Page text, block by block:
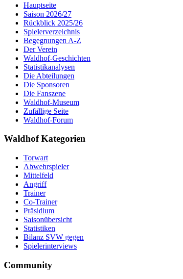
Hauptseite
Saison 2026/27
Rückblick 2025/26
Spielerverzeichnis
Begegnungen A-Z
Der Verein
Waldhof-Geschichten
Statistikanalysen
Die Abteilungen
Die Sponsoren
Die Fanszene
Waldhof-Museum
Zufällige Seite
Waldhof-Forum
Waldhof Kategorien
Torwart
Abwehrspieler
Mittelfeld
Angriff
Trainer
Co-Trainer
Präsidium
Saisonübersicht
Statistiken
Bilanz SVW gegen
Spielerinterviews
Community